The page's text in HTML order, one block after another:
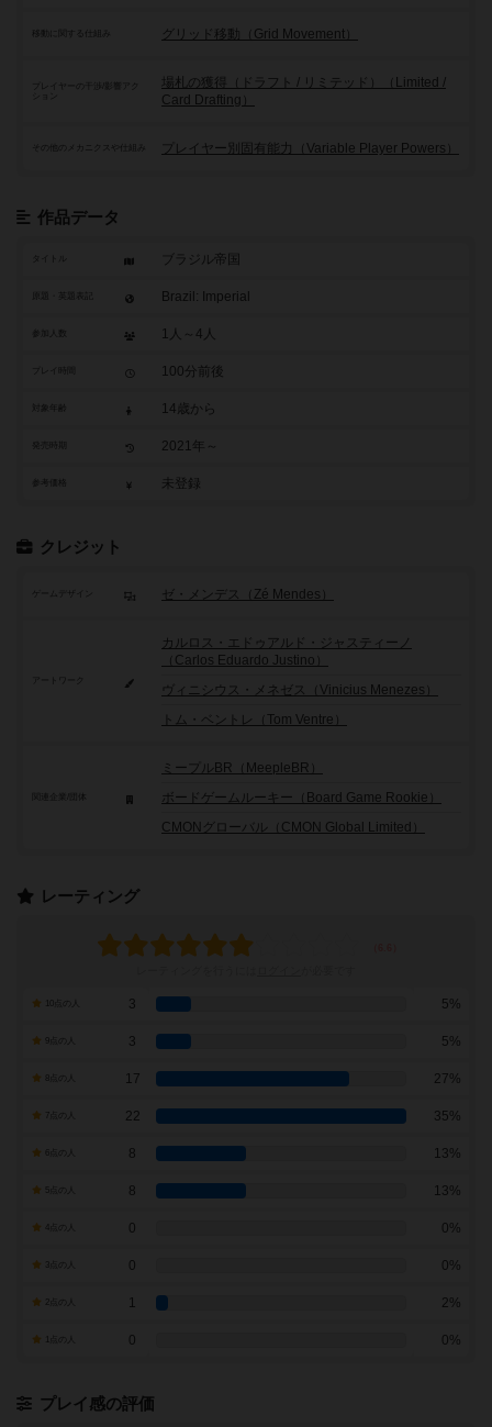
移動に関する仕組み グリッド移動（Grid Movement）
プレイヤーの干渉/影響アク
場札の獲得（ドラフト / リミテッド）（Limited /
Card Drafting）
その他のメカニクスや仕組み プレイヤー別固有能力（Variable Player Powers）
作品データ
タイトル ブラジル帝国
Brazil: Imperial
参加人数 1人～4人
100分前後
14歳から
2021年～
参考価格 未登録
クレジット
ゲームデザイン ゼ・メンデス（Zé Mendes）
アートワーク
カルロス・エドゥアルド・ジャスティーノ
（Carlos Eduardo Justino）
ヴィニシウス・メネゼス（Vinicius Menezes）
トム・ベントレ（Tom Ventre）
ミープルBR（MeepleBR）
ボードゲームルーキー（Board Game Rookie）
CMONグローバル（CMON Global Limited）
レーティング
3 5%
3 5%
17 27%
7点の人 22 35%
8 13%
8 13%
0 0%
0 0%
1 2%
0 0%
プレイ感の評価